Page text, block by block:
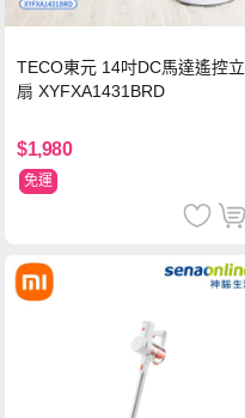
TECO東元 14吋DC馬達遙控立
扇 XYFXA1431BRD
$1,980
免運